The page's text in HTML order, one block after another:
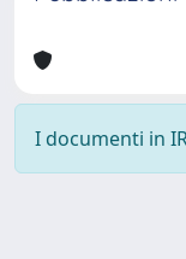
I documenti in